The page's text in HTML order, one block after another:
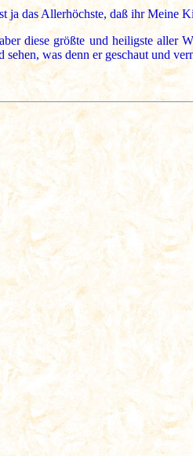
ja das Allerhöchste, daß ihr Meine
diese größte und heiligste aller
sehen, was denn er geschaut und